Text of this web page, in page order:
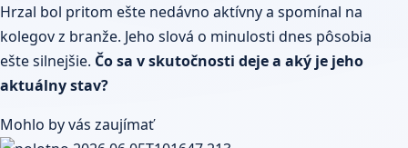
Hrzal bol pritom ešte nedávno aktívny a spomínal na
kolegov z branže. Jeho slová o minulosti dnes pôsobia
ešte silnejšie. Čo sa v skutočnosti deje a aký je jeho
aktuálny stav?
Mohlo by vás zaujímať